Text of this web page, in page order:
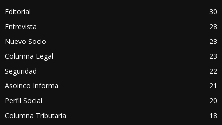
Editorial
30
Entrevista
28
Nuevo Socio
23
Columna Legal
23
Seguridad
22
Asoinco Informa
21
Perfil Social
20
Columna Tributaria
18